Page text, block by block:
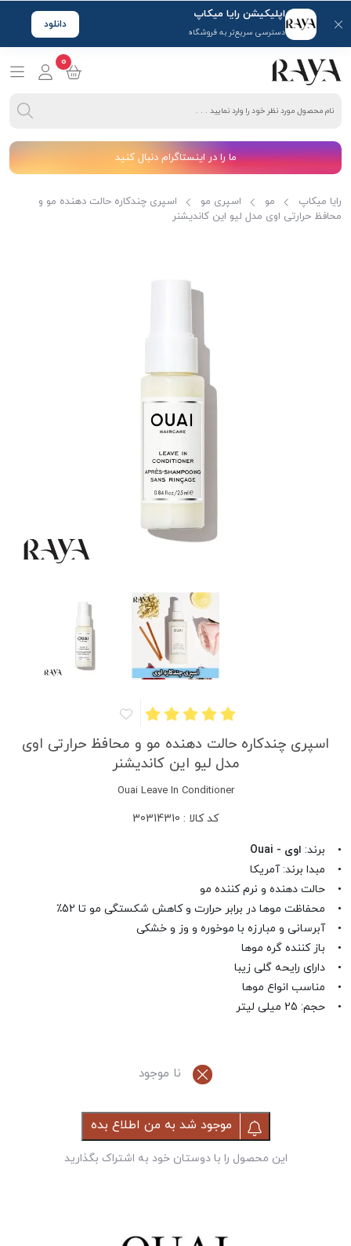
اپلیکیشن رایا میکاپ
دسترسی سریع‌تر به فروشگاه
دانلود
0
ما را در اینستاگرام دنبال کنید
رایا میکاپ مو اسپری مو
اسپری چندکاره حالت دهنده مو و
محافظ حرارتی اوی مدل لیو این کاندیشنر
اسپری چندکاره حالت دهنده مو و محافظ حرارتی اوی
مدل لیو این کاندیشنر
Ouai Leave In Conditioner
کد کالا : 30314310
• برند: اوی - Ouai
• مبدا برند: آمریکا
• حالت دهنده و نرم کننده مو
• محفاظت موها در برابر حرارت و کاهش شکستگی مو تا 52٪
• آبرسانی و مبارزه با موخوره و وز و خشکی
• باز کننده گره موها
• دارای رایحه گلی زیبا
• مناسب انواع موها
• حجم: 25 میلی لیتر
نا موجود
موجود شد به من اطلاع بده
این محصول را با دوستان خود به اشتراک بگذارید